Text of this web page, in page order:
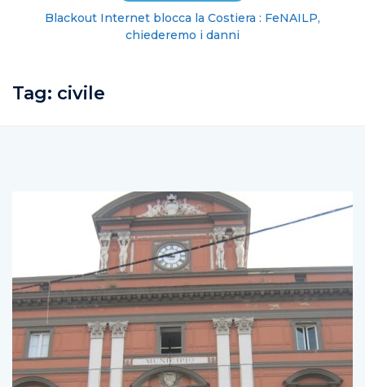
Blackout Internet blocca la Costiera : FeNAILP,
chiederemo i danni
Tag: civile